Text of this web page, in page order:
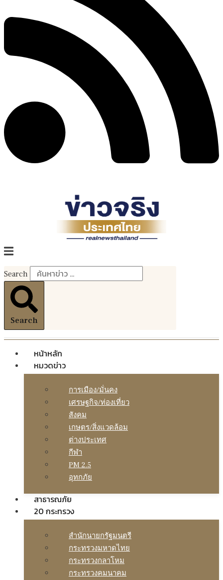
Search
Search
หน้าหลัก
หมวดข่าว
การเมือง/มั่นคง
เศรษฐกิจ/ท่องเที่ยว
สังคม
เกษตร/สิ่งแวดล้อม
ต่างประเทศ
กีฬา
PM 2.5
อุทกภัย
สาธารณภัย
20 กระทรวง
สํานักนายกรัฐมนตรี
กระทรวงมหาดไทย
กระทรวงกลาโหม
กระทรวงคมนาคม